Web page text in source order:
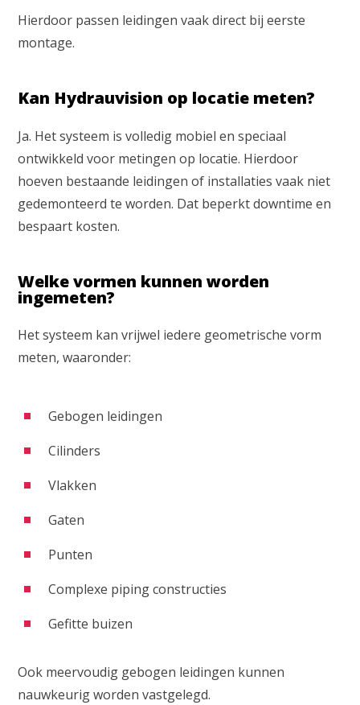
Hierdoor passen leidingen vaak direct bij eerste
montage.
Kan Hydrauvision op locatie meten?
Ja. Het systeem is volledig mobiel en speciaal
ontwikkeld voor metingen op locatie. Hierdoor
hoeven bestaande leidingen of installaties vaak niet
gedemonteerd te worden. Dat beperkt downtime en
bespaart kosten.
Welke vormen kunnen worden
ingemeten?
Het systeem kan vrijwel iedere geometrische vorm
meten, waaronder:
Gebogen leidingen
Cilinders
Vlakken
Gaten
Punten
Complexe piping constructies
Gefitte buizen
Ook meervoudig gebogen leidingen kunnen
nauwkeurig worden vastgelegd.